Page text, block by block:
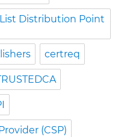
Distribution Point
certreq
(CSP)